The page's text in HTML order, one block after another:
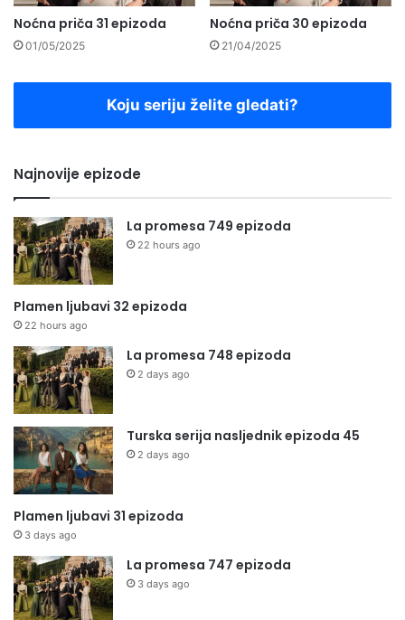
Noćna priča 31 epizoda
01/05/2025
Noćna priča 30 epizoda
21/04/2025
Koju seriju želite gledati?
Najnovije epizode
La promesa 749 epizoda
22 hours ago
Plamen ljubavi 32 epizoda
22 hours ago
La promesa 748 epizoda
2 days ago
Turska serija nasljednik epizoda 45
2 days ago
Plamen ljubavi 31 epizoda
3 days ago
La promesa 747 epizoda
3 days ago